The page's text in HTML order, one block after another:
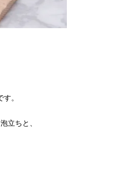
。
立ちと、